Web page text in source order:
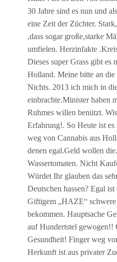
30 Jahre sind es nun und
eine Zeit der Züchter.
,dass sogar große,starke
umfielen. Herzinfakte
Dieses super Grass gibt es
Holland. Meine bitte an
Nichts. 2013 ich mich in
einbrachte.Minister haben
Ruhmes willen benützt.
Erfahrung!. So Heute ist
weg von Cannabis aus
denen egal.Geld wollen
Wassertomaten. Nicht
Würdet Ihr glauben das
Deutschen hassen? Egal
Giftigem „HAZE“
bekommen. Hauptsache
auf Hundertstel gewogen!!
Gesundheit! Finger weg
Herkunft ist aus privater